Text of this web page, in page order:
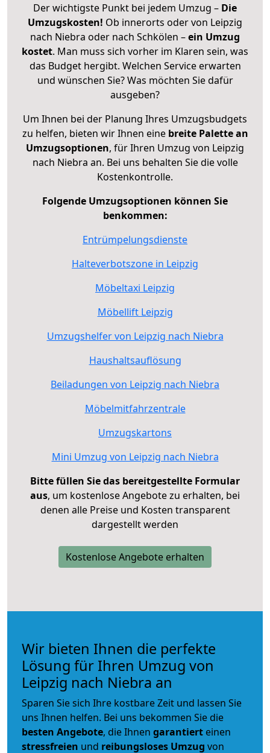
Der wichtigste Punkt bei jedem Umzug – Die
Umzugskosten! Ob innerorts oder von Leipzig
nach Niebra oder nach Schkölen –ein Umzug
kostet. Man muss sich vorher im Klaren sein, was
das Budget hergibt. Welchen Service erwarten
und wünschen Sie? Was möchten Sie dafür
ausgeben?
Um Ihnen bei der Planung Ihres Umzugsbudgets
zu helfen, bieten wir Ihnen eine breite Palette an
Umzugsoptionen, für Ihren Umzug von Leipzig
nach Niebra an. Bei uns behalten Sie die volle
Kostenkontrolle.
Folgende Umzugsoptionen können Sie
benkommen:
Entrümpelungsdienste
Halteverbotszone in Leipzig
Möbeltaxi Leipzig
Möbellift Leipzig
Umzugshelfer von Leipzig nach Niebra
Haushaltsauflösung
Beiladungen von Leipzig nach Niebra
Möbelmitfahrzentrale
Umzugskartons
Mini Umzug von Leipzig nach Niebra
Bitte füllen Sie das bereitgestellte Formular
aus, um kostenlose Angebote zu erhalten, bei
denen alle Preise und Kosten transparent
dargestellt werden
Kostenlose Angebote erhalten
Wir bieten Ihnen die perfekte
Lösung für Ihren Umzug von
Leipzig nach Niebra an
Sparen Sie sich Ihre kostbare Zeit und lassen Sie
uns Ihnen helfen. Bei uns bekommen Sie die
besten Angebote, die Ihnen garantiert einen
stressfreien und reibungsloses Umzug von